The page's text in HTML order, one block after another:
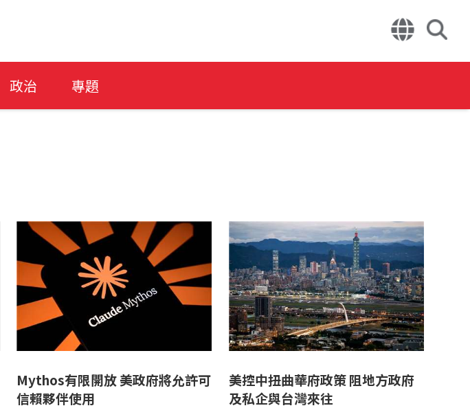
政治 專題
Mythos有限開放 美政府將允許可
信賴夥伴使用
美控中扭曲華府政策 阻地方政府
及私企與台灣來往